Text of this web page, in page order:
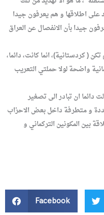
على اطلاقها و هم يعرفون جيدا
جيدا بأن الانفصال عن العراق
( كردستانية)، انما كانت، دائما،
واضحة لولا حملتي التعريب
دائما ان تبادر الى تصغير
و متطرفة داخل بعض الاحزاب
بين المكونين التركماني و
Facebook